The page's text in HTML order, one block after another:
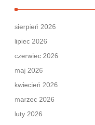
sierpień 2026
lipiec 2026
czerwiec 2026
maj 2026
kwiecień 2026
marzec 2026
luty 2026